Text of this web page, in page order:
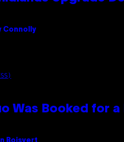
Connolly
Was Booked for